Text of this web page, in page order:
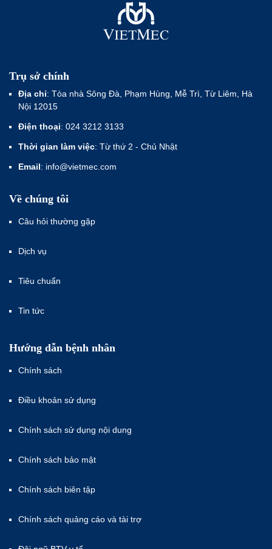
Trụ sở chính
Địa chỉ: Tòa nhà Sông Đà, Phạm Hùng, Mễ Trì, Từ Liêm, Hà
Nội 12015
Điện thoại: 024 3212 3133
Thời gian làm việc: Từ thứ 2 - Chủ Nhật
Email: info@vietmec.com
Về chúng tôi
Câu hỏi thường gặp
Dịch vụ
Tiêu chuẩn
Tin tức
Hướng dẫn bệnh nhân
Chính sách
Điều khoản sử dụng
Chính sách sử dụng nội dung
Chính sách bảo mật
Chính sách biên tập
Chính sách quảng cáo và tài trợ